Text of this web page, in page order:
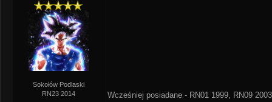
Sokołów Podlaski
RN23 2014
Wcześniej posiadane - RN01 1999, RN09